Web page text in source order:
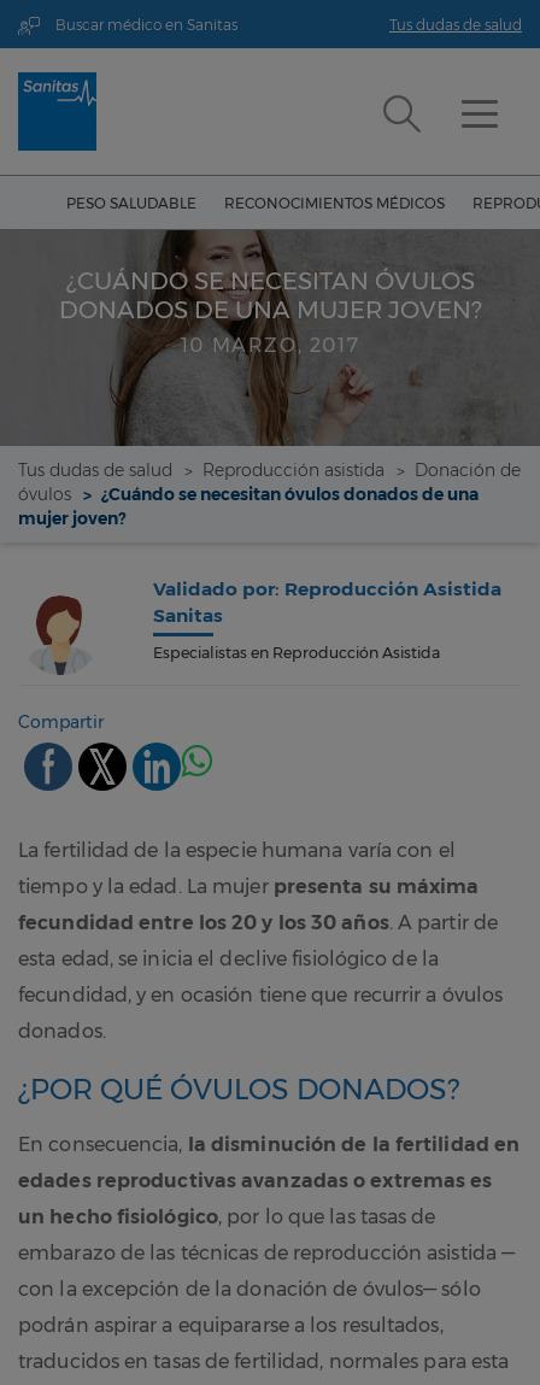
Buscar médico en Sanitas Tus dudas de salud
PESO SALUDABLE RECONOCIMIENTOS MÉDICOS
¿CUÁNDO SE NECESITAN ÓVULOS
DONADOS DE UNA MUJER JOVEN?
10 MARZO, 2017
Tus dudas de salud Reproducción asistida
Donación de
óvulos
¿Cuándo se necesitan óvulos donados de una
mujer joven?
Validado por: Reproducción Asistida
Sanitas
Especialistas en Reproducción Asistida
Compartir
La fertilidad de la especie humana varía con el
tiempo y la edad. La mujer presenta su máxima
fecundidad entre los 20 y los 30 años. A partir de
esta edad, se inicia el declive fisiológico de la
fecundidad, y en ocasión tiene que recurrir a óvulos
donados.
¿POR QUÉ ÓVULOS DONADOS?
En consecuencia, la disminución de la fertilidad en
edades reproductivas avanzadas o extremas es
un hecho fisiológico, por lo que las tasas de
embarazo de las técnicas de reproducción asistida —
con la excepción de la donación de óvulos— sólo
podrán aspirar a equipararse a los resultados,
traducidos en tasas de fertilidad, normales para esta